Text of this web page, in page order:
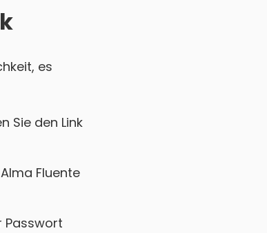
es
Sie den Link
Fluente
Passwort